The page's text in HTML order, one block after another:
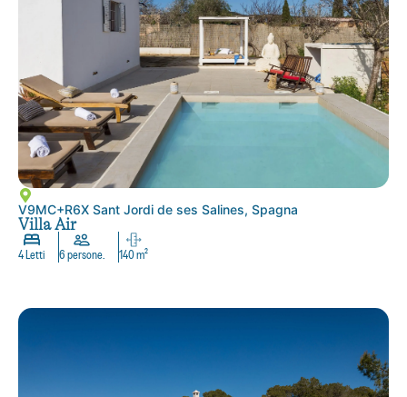
V9MC+R6X Sant Jordi de ses Salines, Spagna
Villa Air
4 Letti 6 persone. 140 m²